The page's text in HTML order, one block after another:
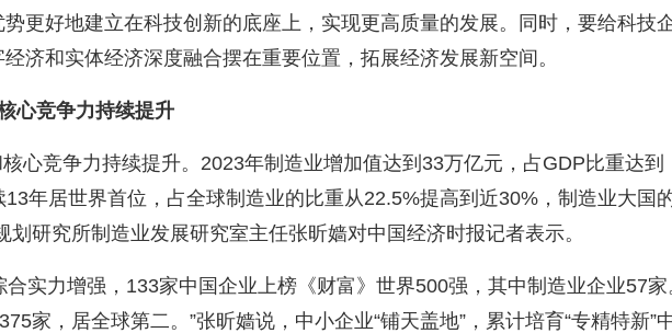
更好地建立在科技创新的底座上，实现更高质量的发展。同时，要给科技
济和实体经济深度融合摆在重要位置，拓展经济发展新空间。
心竞争力持续提升
心竞争力持续提升。 2023年制造业增加值达到 33万亿元，占GDP 比重达到
13年居世界首位，占全球制造业的比重从22.5%提高到近30% ，制造业大国
划研究所制造业发展研究室主任张昕嫱对中国经济时报记者表示。
实力增强， 133家中国企业上榜《财富》世界500强，其中制造业企业57家
375家，居全球第二。 ”张昕嫱说，中小企业“铺天盖地” ，累计培育“专精特新”